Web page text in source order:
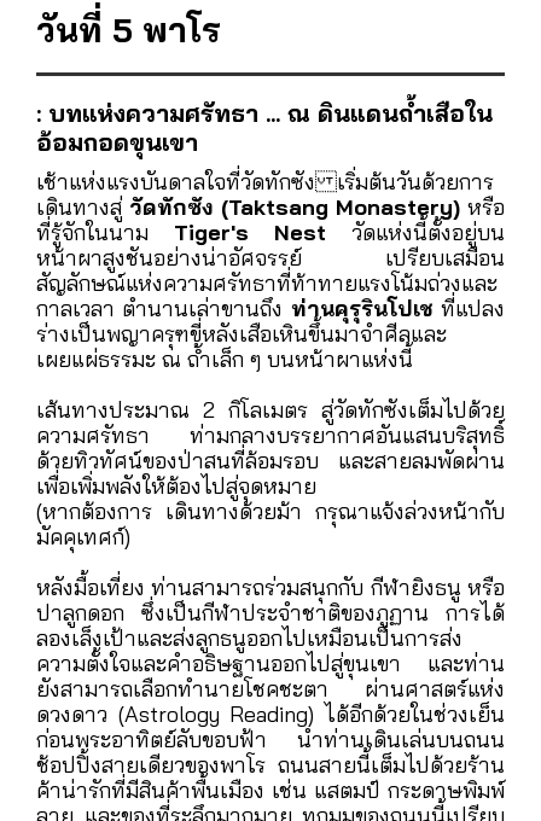
ที่ถ่ายทำภาพยนตร์เรื่อง Little Buddha ซึ่งเป็นอีก
หนึ่งความทรงจำที่น่าประทับใจในเส้นทางแห่งการ
ค้นพบ ท่ามกลางพระสงฆ์กว่า 200 รูปที่พำนักอยู่ที่นี่
ยามเย็น เดินเล่นในเมืองเก่าพาโรที่เต็มไปด้วยเสน่ห์
ที่พัก: COMO UMA PARO
อาหาร : เช้า / กลางวัน / เย็น
วันที่ 5 พาโร
: บทแห่งความศรัทธา ... ณ ดินแดนถ้ำเสือใน
อ้อมกอดขุนเขา
เช้าแห่งแรงบันดาลใจที่วัดทักซัง เริ่มต้นวันด้วยการ
เดินทางสู่วัดทักซัง (Taktsang Monastery)หรือ
ที่รู้จักในนามTiger's Nest
วัดแห่งนี้ตั้งอยู่บน
หน้าผาสูงชันอย่างน่าอัศจรรย์ เปรียบเสมือน
สัญลักษณ์แห่งความศรัทธาที่ท้าทายแรงโน้มถ่วงและ
กาลเวลา ตำนานเล่าขานถึง
ร่างเป็นพญาครุฑขี่หลังเสือเหินขึ้นมาจำศีลและ
เผยแผ่ธรรมะ ณ ถ้ำเล็ก ๆ บนหน้าผาแห่งนี้
เส้นทางประมาณ 2 กิโลเมตร สู่วัดทักซังเต็มไปด้วย
ความศรัทธา ท่ามกลางบรรยากาศอันแสนบริสุทธิ์
ด้วยทิวทัศน์ของป่าสนที่ล้อมรอบ และสายลมพัดผ่าน
เพื่อเพิ่มพลังให้ต้องไปสู่จุดหมาย
(หากต้องการ เดินทางด้วยม้า กรุณาแจ้งล่วงหน้ากับ
มัคคุเทศก์)